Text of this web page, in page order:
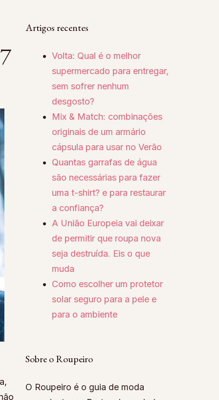
Artigos recentes
Volta: Qual é o melhor
supermercado para entregar,
sem sofrer nenhum
desgosto?
Mix & Match: combinações
originais de um armário
cápsula para usar no Verão
Quantas garrafas de água
são necessárias para fazer
uma t-shirt? e para restaurar
a confiança?
A União Europeia vai deixar
de permitir que roupa nova
seja destruída. Eis o que
muda
Como escolher um protetor
solar seguro para a pele e
para o ambiente
Sobre o Roupeiro
O Roupeiro é o guia de moda